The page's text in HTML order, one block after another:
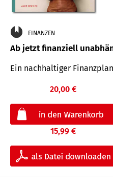
FINANZEN
Ab jetzt finanziell
Ein nachhaltiger
20,00 €
15,99 €